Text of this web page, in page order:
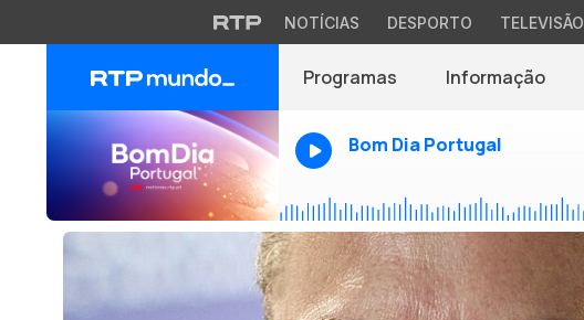
NOTÍCIAS DESPORTO TELEVISÃO
Programas Informação
Bom Dia Portugal